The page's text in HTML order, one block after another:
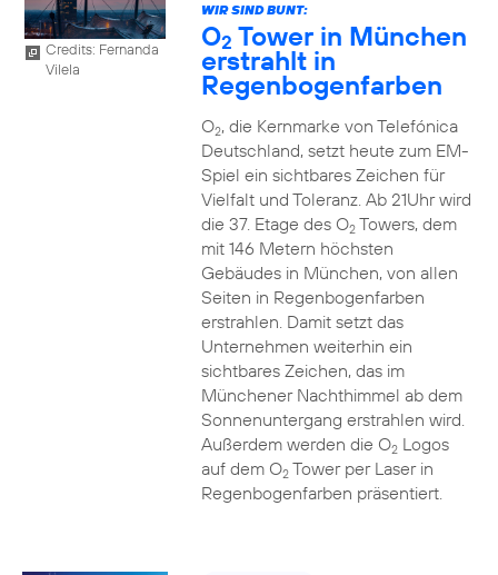
Credits: Fernanda
Vilela
WIR SIND BUNT:
O2 Tower in München
erstrahlt in
Regenbogenfarben
O2, die Kernmarke von Telefónica
Deutschland, setzt heute zum EM-
Spiel ein sichtbares Zeichen für
Vielfalt und Toleranz. Ab 21Uhr wird
die 37. Etage des O2Towers, dem
mit 146 Metern höchsten
Gebäudes in München, von allen
Seiten in Regenbogenfarben
erstrahlen. Damit setzt das
Unternehmen weiterhin ein
sichtbares Zeichen, das im
Münchener Nachthimmel ab dem
Sonnenuntergang erstrahlen wird.
Außerdem werden die O2Logos
auf dem O2Tower per Laser in
Regenbogenfarben präsentiert.